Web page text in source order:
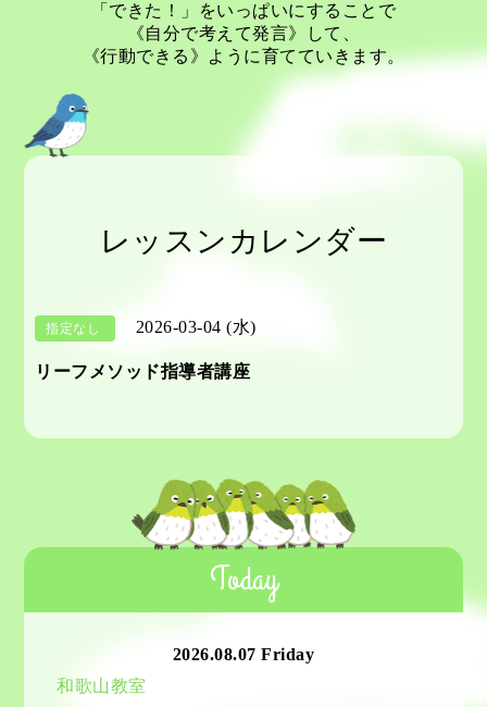
「できた！」をいっぱいにすることで
《自分で考えて発言》して、
《行動できる》ように育てていきます。
レッスンカレンダー
指定なし 2026-03-04 (水)
リーフメソッド指導者講座
Today
2026.08.07 Friday
和歌山教室